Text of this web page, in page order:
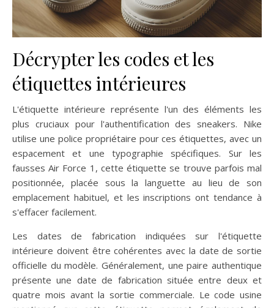
Décrypter les codes et les
étiquettes intérieures
L'étiquette intérieure représente l'un des éléments les
plus cruciaux pour l'authentification des sneakers. Nike
utilise une police propriétaire pour ces étiquettes, avec un
espacement et une typographie spécifiques. Sur les
fausses Air Force 1, cette étiquette se trouve parfois mal
positionnée, placée sous la languette au lieu de son
emplacement habituel, et les inscriptions ont tendance à
s'effacer facilement.
Les dates de fabrication indiquées sur l'étiquette
intérieure doivent être cohérentes avec la date de sortie
officielle du modèle. Généralement, une paire authentique
présente une date de fabrication située entre deux et
quatre mois avant la sortie commerciale. Le code usine